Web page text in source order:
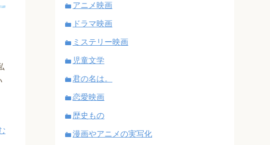
アニメ映画
ドラマ映画
ミステリー映画
児童文学
君の名は。
恋愛映画
歴史もの
漫画やアニメの実写化